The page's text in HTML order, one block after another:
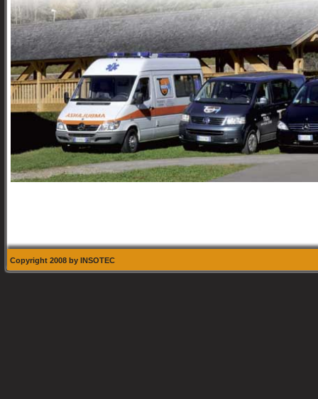
Copyright 2008 by INSOTEC